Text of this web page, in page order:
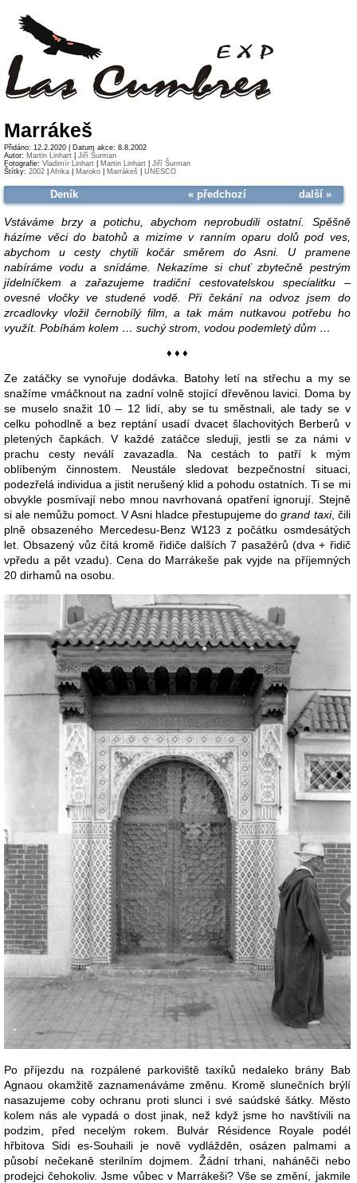
Marrákeš
Přidáno: 12.2.2020 | Datum akce: 8.8.2002
Autor: Martin Linhart
Jiří Šurman
Fotografie: Vladimír Linhart Martin Linhart
Jiří Šurman
Štítky: 2002 Afrika Maroko Marrákeš UNESCO
« předchozí
Deník další »
Vstáváme brzy a potichu, abychom neprobudili ostatní. Spěšně
házíme věci do batohů a mizíme v ranním oparu dolů pod ves,
abychom u cesty chytili kočár směrem do Asni. U pramene
nabíráme vodu a snídáme. Nekazíme si chuť zbytečně pestrým
jídelníčkem a zařazujeme tradiční cestovatelskou specialitku –
ovesné vločky ve studené vodě. Při čekání na odvoz jsem do
zrcadlovky vložil černobílý film, a tak mám nutkavou potřebu ho
využít. Pobíhám kolem … suchý strom, vodou podemletý dům …
♦ ♦ ♦
Ze zatáčky se vynořuje dodávka. Batohy letí na střechu a my se
snažíme vmáčknout na zadní volně stojící dřevěnou lavici. Doma by
se muselo snažit 10 – 12 lidí, aby se tu směstnali, ale tady se v
celku pohodlně a bez reptání usadí dvacet šlachovitých Berberů v
pletených čapkách. V každé zatáčce sleduji, jestli se za námi v
prachu cesty neválí zavazadla. Na cestách to patří k mým
oblíbeným činnostem. Neustále sledovat bezpečnostní situaci,
podezřelá individua a jistit nerušený klid a pohodu ostatních. Ti se mi
obvykle posmívají nebo mnou navrhovaná opatření ignorují. Stejně
si ale nemůžu pomoct. V Asni hladce přestupujeme dogrand taxi, čili
plně obsazeného Mercedesu-Benz W123 z počátku osmdesátých
let. Obsazený vůz čítá kromě řidiče dalších 7 pasažérů (dva + řidič
vpředu a pět vzadu). Cena do Marrákeše pak vyjde na příjemných
20 dirhamů na osobu.
Po příjezdu na rozpálené parkoviště taxíků nedaleko brány Bab
Agnaou okamžitě zaznamenáváme změnu. Kromě slunečních brýlí
nasazujeme coby ochranu proti slunci i své saúdské šátky. Město
kolem nás ale vypadá o dost jinak, než když jsme ho navštívili na
podzim, před necelým rokem. Bulvár Résidence Royale podél
hřbitova Sidi es-Souhaili je nově vydlážděn, osázen palmami a
působí nečekaně sterilním dojmem. Žádní trhani, naháněči nebo
prodejci čehokoliv. Jsme vůbec v Marrákeši? Vše se změní, jakmile